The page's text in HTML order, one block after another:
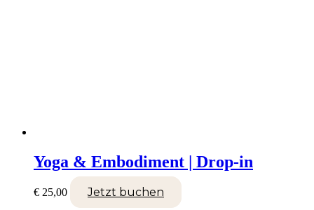
Yoga & Embodiment | Drop-in
€ 25,00 Jetzt buchen